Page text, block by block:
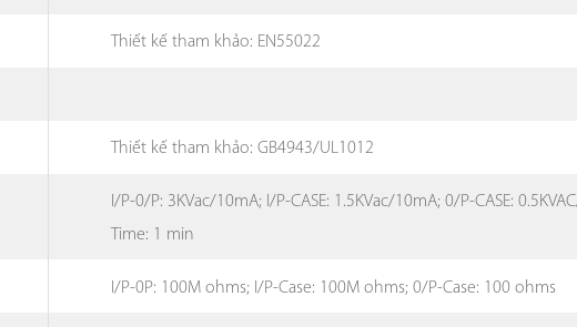
Thiết kế tham khảo: EN55022
Thiết kế tham khảo: GB4943/UL1012
I/P-0/P: 3KVac/10mA; I/P-CASE: 1.5KVac/10mA; 0/P-CASE:
Time: 1 min
I/P-0P: 100M ohms; I/P-Case: 100M ohms; 0/P-Case: 100 ohms